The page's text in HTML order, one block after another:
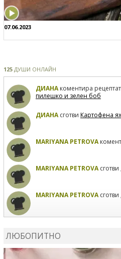
07.06.2023
125 ДУШИ ОНЛАЙН
ДИАНАкоментира
пилешко и зелен боб
ДИАНАсготви Картофена
MARIYANA PETROVA
MARIYANA PETROVAсготви
MARIYANA PETROVAсготви
КАРДАШЕВкоментира
печени картофи
ЛЮБОПИТНО